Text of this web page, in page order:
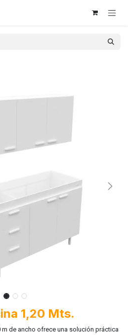
1,20 Mts.
de ancho ofrece una solución práctica